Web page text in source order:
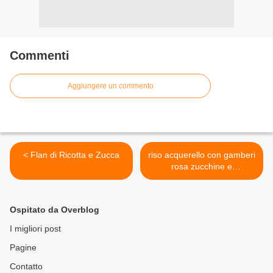
Commenti
Aggiungere un commento
< Flan di Ricotta e Zucca
riso acquerello con gamberi
rosa zucchine e
champagne >
Ospitato da Overblog
I migliori post
Pagine
Contatto